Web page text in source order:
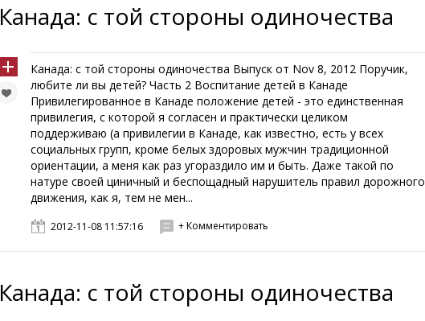
Канада: с той стороны одиночества
Канада: с той стороны одиночества Выпуск от Nov 8, 2012 Поручик,
любите ли вы детей? Часть 2 Воспитание детей в Канаде
Привилегированное в Канаде положение детей - это единственная
привилегия, с которой я согласен и практически целиком
поддерживаю (а привилегии в Канаде, как известно, есть у всех
социальных групп, кроме белых здоровых мужчин традиционной
ориентации, а меня как раз угораздило им и быть. Даже такой по
натуре своей циничный и беспощадный нарушитель правил дорожного
движения, как я, тем не мен...
2012-11-08 11:57:16 + Комментировать
Канада: с той стороны одиночества